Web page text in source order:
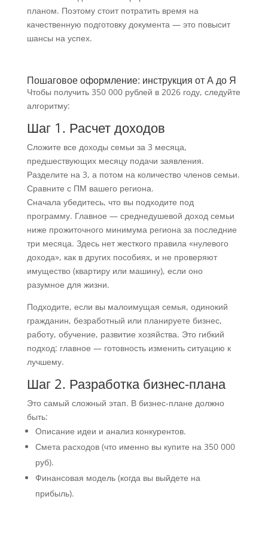
планом. Поэтому стоит потратить время на
качественную подготовку документа — это повысит
шансы на успех.
Пошаговое оформление: инструкция от А до Я
Чтобы получить 350 000 рублей в 2026 году, следуйте
алгоритму:
Шаг 1. Расчет доходов
Сложите все доходы семьи за 3 месяца,
предшествующих месяцу подачи заявления.
Разделите на 3, а потом на количество членов семьи.
Сравните с ПМ вашего региона.
Сначала убедитесь, что вы подходите под
программу. Главное — среднедушевой доход семьи
ниже прожиточного минимума региона за последние
три месяца. Здесь нет жесткого правила «нулевого
дохода», как в других пособиях, и не проверяют
имущество (квартиру или машину), если оно
разумное для жизни.
Подходите, если вы малоимущая семья, одинокий
гражданин, безработный или планируете бизнес,
работу, обучение, развитие хозяйства. Это гибкий
подход: главное — готовность изменить ситуацию к
лучшему.
Шаг 2. Разработка бизнес-плана
Это самый сложный этап. В бизнес-плане должно
быть:
Описание идеи и анализ конкурентов.
Смета расходов (что именно вы купите на 350 000
руб).
Финансовая модель (когда вы выйдете на
прибыль).